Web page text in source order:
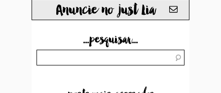
Anuncie no just Lia
...pesquisar...